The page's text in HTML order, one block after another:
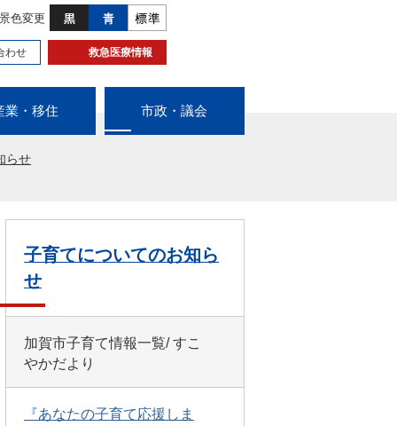
色変更
わせ 救急医療情報
業・移住 市政・議会
らせ
子育てについてのお知ら
せ
加賀市子育て情報一覧/ すこ
やかだより
『あなたの子育て応援しま